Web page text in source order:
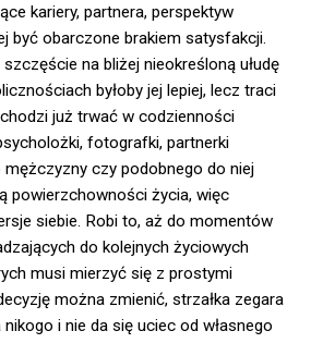
kariery, partnera, perspektyw
być obarczone brakiem satysfakcji.
na bliżej nieokreśloną ułudę
byłoby jej lepiej, lecz traci
już trwać w codzienności
fotografki, partnerki
czy podobnego do niej
powierzchowności życia, więc
siebie. Robi to, aż do momentów
do kolejnych życiowych
musi mierzyć się z prostymi
można zmienić, strzałka zegara
i nie da się uciec od własnego